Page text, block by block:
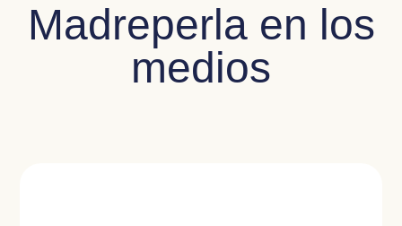
Madreperla en los
medios